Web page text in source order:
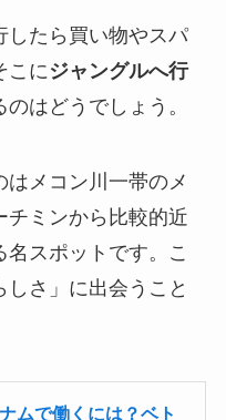
したら買い物やスパ
こにジャングルへ行
はどうでしょう。
メコン川一帯のメ
チミンから比較的近
名スポットです。こ
さ」に出会うこと
ムで働くには？ベト